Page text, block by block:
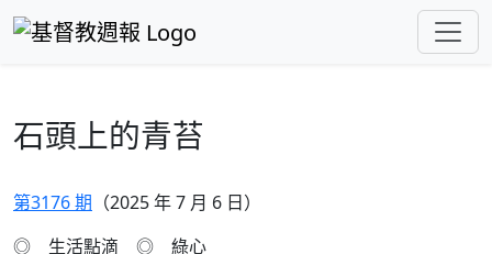
跳至主要內容
石頭上的青苔
第3176 期 （2025 年 7 月 6 日）
◎ 生活點滴 ◎ 綠心